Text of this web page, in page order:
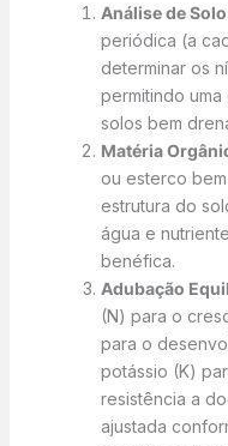
Análise de
periódica (a
determinar os
permitindo uma
solos bem
Matéria
ou esterco
estrutura do
água e
benéfica.
Adubação
(N) para o
para o
potássio (K)
resistência a
ajustada